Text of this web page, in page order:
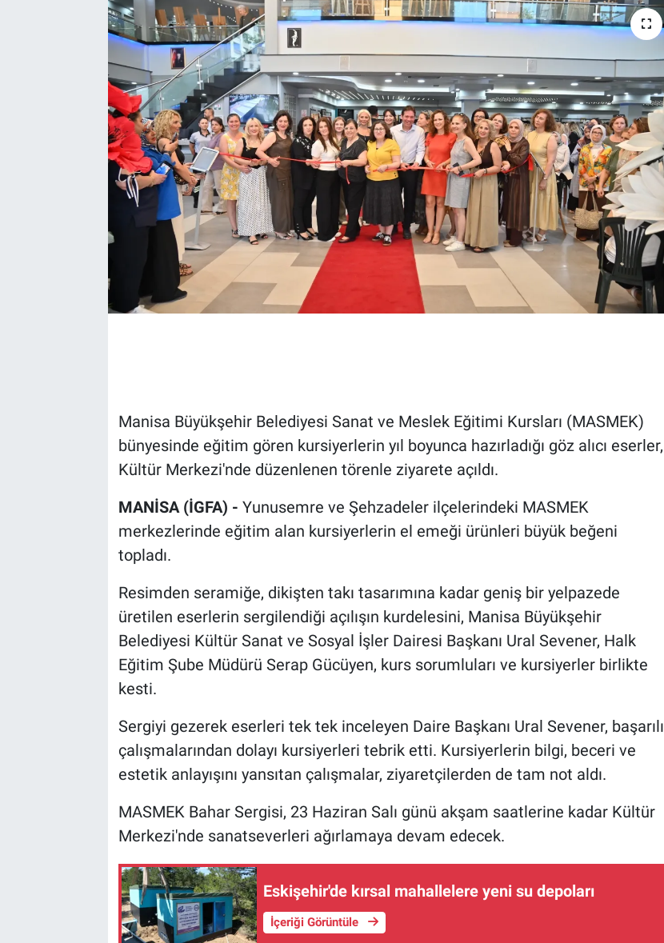
Manisa Büyükşehir Belediyesi Sanat ve Meslek Eğitimi Kursları (MASMEK)
bünyesinde eğitim gören kursiyerlerin yıl boyunca hazırladığı göz alıcı eserler,
Kültür Merkezi'nde düzenlenen törenle ziyarete açıldı.
MANİSA (İGFA) - Yunusemre ve Şehzadeler ilçelerindeki MASMEK
merkezlerinde eğitim alan kursiyerlerin el emeği ürünleri büyük beğeni
topladı.
Resimden seramiğe, dikişten takı tasarımına kadar geniş bir yelpazede
üretilen eserlerin sergilendiği açılışın kurdelesini, Manisa Büyükşehir
Belediyesi Kültür Sanat ve Sosyal İşler Dairesi Başkanı Ural Sevener, Halk
Eğitim Şube Müdürü Serap Gücüyen, kurs sorumluları ve kursiyerler birlikte
kesti.
Sergiyi gezerek eserleri tek tek inceleyen Daire Başkanı Ural Sevener, başarılı
çalışmalarından dolayı kursiyerleri tebrik etti. Kursiyerlerin bilgi, beceri ve
estetik anlayışını yansıtan çalışmalar, ziyaretçilerden de tam not aldı.
MASMEK Bahar Sergisi, 23 Haziran Salı günü akşam saatlerine kadar Kültür
Merkezi'nde sanatseverleri ağırlamaya devam edecek.
Eskişehir'de kırsal mahallelere yeni su depoları
İçeriği Görüntüle